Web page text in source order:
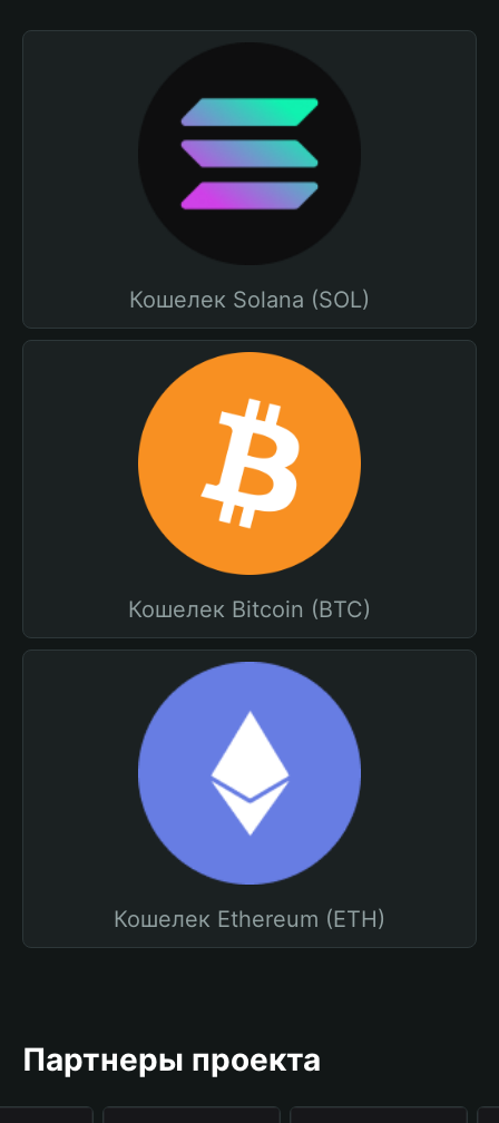
Кошелек Solana (SOL)
Кошелек Bitcoin (BTC)
Кошелек Ethereum (ETH)
Партнеры проекта